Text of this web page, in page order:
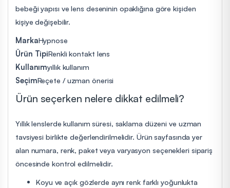
bebeği yapısı ve lens deseninin opaklığına göre kişiden
kişiye değişebilir.
MarkaHypnose
Ürün TipiRenkli kontakt lens
Kullanımyıllık kullanım
SeçimReçete / uzman önerisi
Ürün seçerken nelere dikkat edilmeli?
Yıllık lenslerde kullanım süresi, saklama düzeni ve uzman
tavsiyesi birlikte değerlendirilmelidir. Ürün sayfasında yer
alan numara, renk, paket veya varyasyon seçenekleri sipariş
öncesinde kontrol edilmelidir.
Koyu ve açık gözlerde aynı renk farklı yoğunlukta